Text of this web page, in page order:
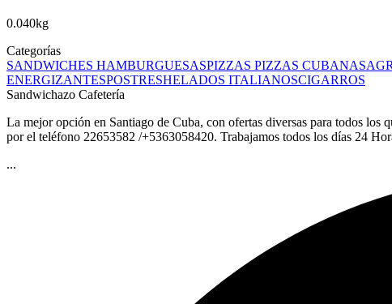
0.040kg
Categorías
SANDWICHES HAMBURGUESASPIZZAS PIZZAS CUBANAS
ENERGIZANTESPOSTRESHELADOS ITALIANOSCIGARROS
Sandwichazo Cafetería
La mejor opción en Santiago de Cuba, con ofertas diversas para todos los
por el teléfono 22653582 /+5363058420. Trabajamos todos los días 24
...